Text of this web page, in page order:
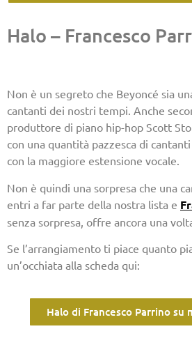
Halo – Francesco
Non è un segreto che Beyoncé sia
cantanti dei nostri tempi. Anche
produttore di piano hip-hop Scott
con una quantità pazzesca di
con la maggiore estensione vocale.
Non è quindi una sorpresa che una
entri a far parte della nostra lista e
senza sorpresa, offre ancora una
Se l’arrangiamento ti piace quanto
un’occhiata alla scheda qui:
Halo di Francesco Parrino su